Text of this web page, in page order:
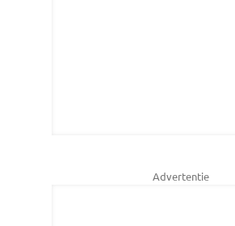
Advertentie